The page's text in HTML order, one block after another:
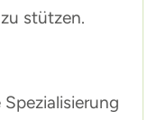
stützen.